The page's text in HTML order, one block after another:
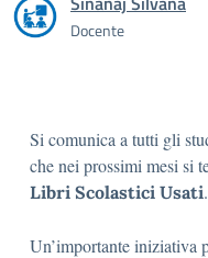
Docente
Si comunica a tutti gli
che nei prossimi mesi si
Libri Scolastici Usati.
Un’importante iniziativa